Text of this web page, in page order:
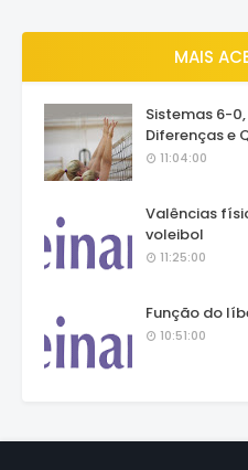
MAIS
Sistemas 6-
Diferenças e
11:04:00
Valências
voleibol
11:25:00
Função do
10:51:00